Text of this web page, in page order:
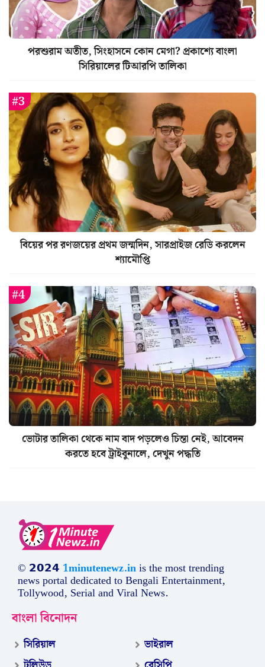
পরশুরাম অতীত, সিংহাসনে কোন মেগা? প্রকাশ্যে বাংলা
সিরিয়ালের টিআরপি তালিকা
বিয়ের পর রণজয়ের প্রথম জন্মদিন, সারপ্রাইজ রেডি করলেন
শ্যামৌপ্তি
ভোটার তালিকা থেকে নাম বাদ পড়লেও চিন্তা নেই, আবেদন
করতে হবে ট্রাইবুনালে, দেখুন পদ্ধতি
© 𝟮𝟬𝟮𝟰 1minutenewz.inis the most trending
news portal dedicated to Bengali Entertainment,
Tollywood, Serial and Viral News.
বাংলা বিনোদন
সিরিয়াল
ভাইরাল